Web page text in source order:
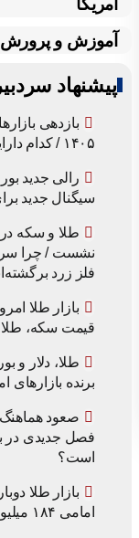
آموزش و پرورش
پیشنهاد
بازدهی
۱۴۰۵ / کدام دارایی بیشترین سود را داد؟
رالی جدید
سیگنال جدید
طلا و سکه
نشست / چرا
فلز زرد
بازار طلا
قیمت سکه،
طلا، دلار و
برنده بازارهای
صعود
فصل جدیدی در
است؟
بازار طلا
امامی ۱۸۴ میلیون و ۵۰۰ هزار تومان شد